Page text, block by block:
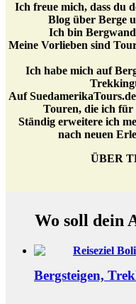
Ich freue mich, dass du
Blog über Berge
Ich bin
Meine Vorlieben sind
Ich habe mich auf
Auf
Touren, die ich für
Ständig erweitere ich
nach neuen
ÜBER
Wo soll dein
Bergsteigen,